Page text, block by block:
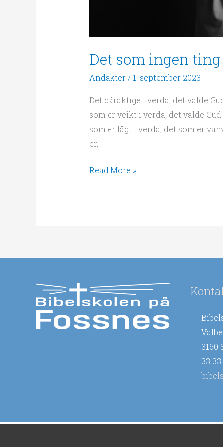
Det som ingen ting
Andakter/ 1. september 2023
Det dåraktige i verda, det valde
som er veikt i verda, det valde
som er lågt i verda, det som er
er,
Read More »
3160
33